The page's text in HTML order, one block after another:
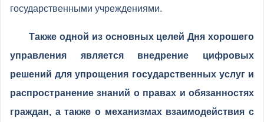
государственными учреждениями.
Также одной из основных целей Дня хорошего
управления является внедрение цифровых
решений для упрощения государственных услуг и
распространение знаний о правах и обязанностях
граждан, а также о механизмах взаимодействия с